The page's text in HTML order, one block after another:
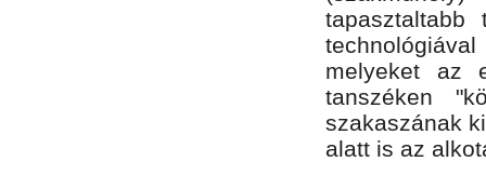
tapasztaltabb
melyeket az
tanszéken
szakaszának
alatt is az